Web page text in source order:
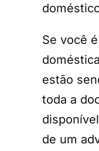
Se você
estão
toda a
de um